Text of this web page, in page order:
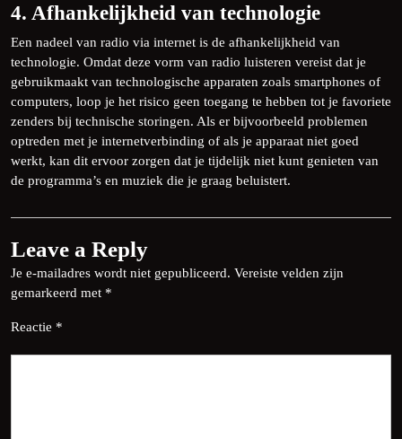
4. Afhankelijkheid van technologie
Een nadeel van radio via internet is de afhankelijkheid van
technologie. Omdat deze vorm van radio luisteren vereist dat je
gebruikmaakt van technologische apparaten zoals smartphones of
computers, loop je het risico geen toegang te hebben tot je favoriete
zenders bij technische storingen. Als er bijvoorbeeld problemen
optreden met je internetverbinding of als je apparaat niet goed
werkt, kan dit ervoor zorgen dat je tijdelijk niet kunt genieten van
de programma’s en muziek die je graag beluistert.
Leave a Reply
Je e-mailadres wordt niet gepubliceerd. Vereiste velden zijn
gemarkeerd met *
Reactie *